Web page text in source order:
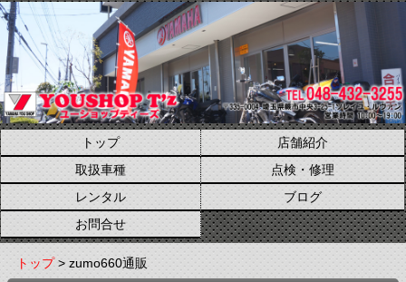
トップ
店舗紹介
取扱車種
点検・修理
レンタル
ブログ
お問合せ
トップ> zumo660通販